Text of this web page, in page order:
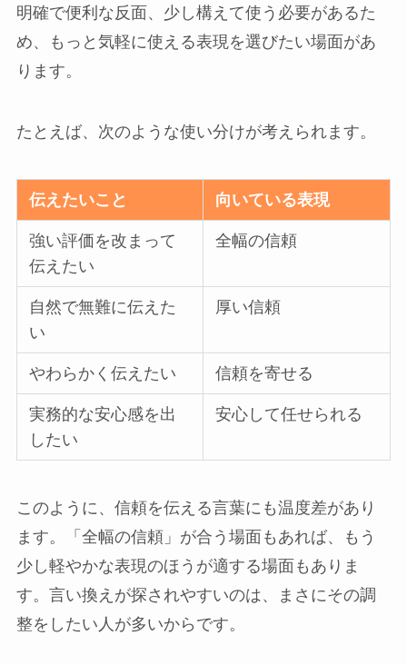
明確で便利な反面、少し構えて使う必要があるた
め、もっと気軽に使える表現を選びたい場面があ
ります。
たとえば、次のような使い分けが考えられます。
伝えたいこと 向いている表現
強い評価を改まって
伝えたい
全幅の信頼
自然で無難に伝えた
い
厚い信頼
やわらかく伝えたい 信頼を寄せる
実務的な安心感を出
したい
安心して任せられる
このように、信頼を伝える言葉にも温度差があり
ます。「全幅の信頼」が合う場面もあれば、もう
少し軽やかな表現のほうが適する場面もありま
す。言い換えが探されやすいのは、まさにその調
整をしたい人が多いからです。